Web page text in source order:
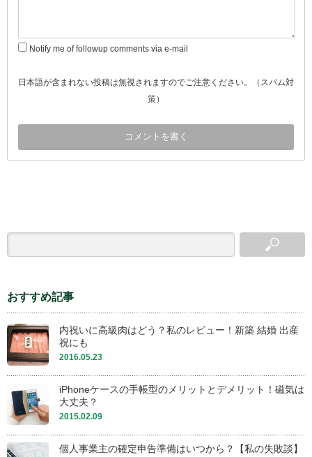
Notify me of followup comments via e-mail
日本語が含まれない投稿は無視されますのでご注意ください。（スパム対
策）
おすすめ記事
内祝いに高級肉はどう？私のレビュー！新築 結婚 出産
祝にも
2016.05.23
iPhoneケースの手帳型のメリットとデメリット！磁気は
大丈夫？
2015.02.09
個人事業主の確定申告準備はいつから？【私の失敗談】